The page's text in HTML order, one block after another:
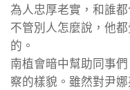
為人忠厚老實，和誰都
不管別人怎麼說，他
的。
南植會暗中幫助同事
察的樣貌。雖然對尹